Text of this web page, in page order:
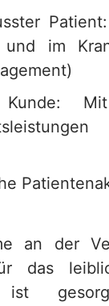
im
Kunde:
an der
das
ist